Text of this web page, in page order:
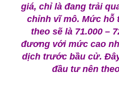
giá, chỉ là đang trải
chỉnh vĩ mô. Mức hỗ
theo sẽ là 71.000 –
đương với mức cao
dịch trước bầu cử.
đầu tư nên